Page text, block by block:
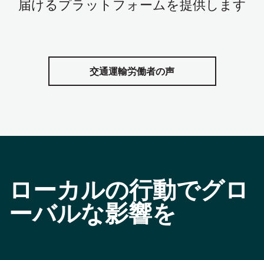
交通運輸労働者の声
ローカルの行動でグロ
ーバルな影響を